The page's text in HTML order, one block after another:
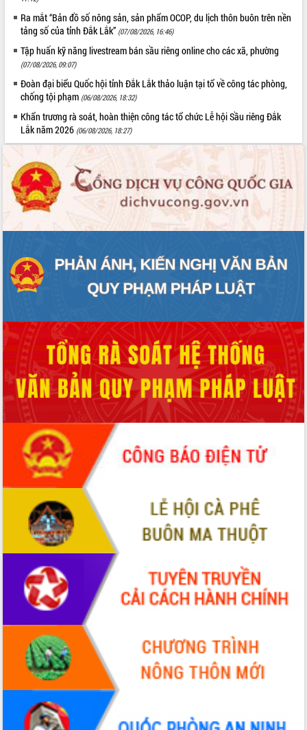
Hội thảo góp ý hồ sơ điều chỉnh quy
hoạch tỉnh Đắk Lắk thời kỳ 2021-2030,
tầm nhìn đến năm 2050
Nâng cao hiệu quả hoạt động của các
doanh nghiệp nhà nước
Hội nghị triển khai kết nối mạng
truyền số liệu chuyên dùng phục vụ cơ
Lễ phát động chuỗi hoạt động chung
tay làm sạch môi trường
công tác cải cách hành chính mô hình
mới
UBND tỉnh họp báo định kỳ tháng 4
năm 2026
Hội thảo khoa học “Giải pháp thúc đẩy
Đắk Lắk”
Tăng cường giám sát, đôn đốc thực
hiện nhiệm vụ quản lý tài sản công
Tháo gỡ những vướng mắc, đẩy mạnh
công tác cải cách thủ tục hành chính
tại Trung tâm Phục vụ hành chính
công tỉnh
Đắk Lắk: Tôn vinh 46 giải pháp tại Hội
thi Sáng tạo Kỹ thuật 2024 - 2025
Đắk Lắk rà soát, điều chỉnh Đề án 190
về phát triển nuôi trồng thủy sản
Phó Chủ tịch UBND tỉnh Đắk Lắk
Trương Công Thái kiểm tra thực địa
Dự án cao tốc Khánh Hòa - Buôn Ma
Định vị cà phê Việt Nam như một “di
sản sống” trong dòng chảy toàn cầu
Xây dựng nông thôn mới: Nâng cao đời
sống người dân từ những mô hình thiết
Quyết liệt tháo gỡ vướng mắc, đẩy
nhanh tiến độ các dự án trọng điểm
trong Khu kinh tế Nam Phú Yên
Hòn Yến phát triển du lịch gắn với bảo
tồn biển
Lấy ý kiến điều chỉnh Quy hoạch tỉnh
Đắk Lắk thời kỳ 2021-2030, tầm nhìn
đến năm 2050
Phát động chiến dịch 30 ngày đêm
giải phóng mặt bằng Tuyến đường bộ
ven biển
Ra mắt “Bản đồ số nông sản, sản phẩm OCOP, du lịch thôn buôn trên nền
tảng số của tỉnh Đắk Lắk” (07/08/2026, 16:46)
Tập huấn kỹ năng livestream bán sầu riêng online cho các xã, phường
(07/08/2026, 09:07)
Đoàn đại biểu Quốc hội tỉnh Đắk Lắk thảo luận tại tổ về công tác phòng,
chống tội phạm (06/08/2026, 18:32)
Khẩn trương rà soát, hoàn thiện công tác tổ chức Lễ hội Sầu riêng Đắk
Lắk năm 2026 (06/08/2026, 18:27)